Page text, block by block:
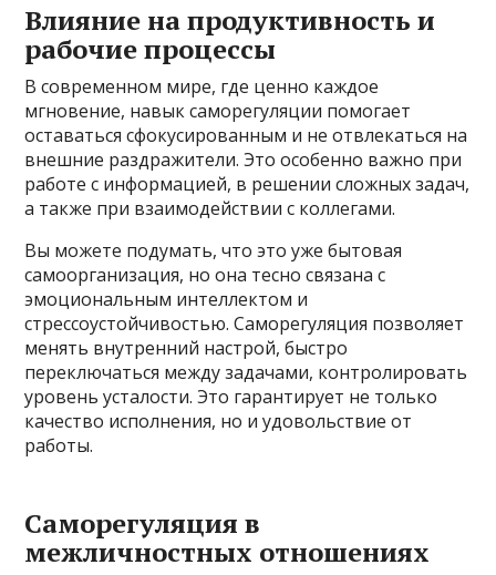
Влияние на продуктивность и
рабочие процессы
В современном мире, где ценно каждое
мгновение, навык саморегуляции помогает
оставаться сфокусированным и не отвлекаться на
внешние раздражители. Это особенно важно при
работе с информацией, в решении сложных задач,
а также при взаимодействии с коллегами.
Вы можете подумать, что это уже бытовая
самоорганизация, но она тесно связана с
эмоциональным интеллектом и
стрессоустойчивостью. Саморегуляция позволяет
менять внутренний настрой, быстро
переключаться между задачами, контролировать
уровень усталости. Это гарантирует не только
качество исполнения, но и удовольствие от
работы.
Саморегуляция в
межличностных отношениях